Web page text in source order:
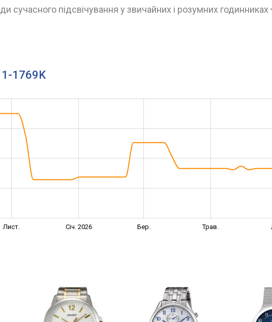
сучасного підсвічування у звичайних і розумних годинниках
1-1769K
Лист. Січ. 2026 Бер. Трав.